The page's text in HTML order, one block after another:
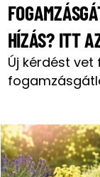
HÍZÁS? ITT
Új kérdést vet